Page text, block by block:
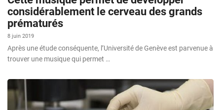
considérablement le cerveau des grands
prématurés
8 juin 2019
Après une étude conséquente, l’Université de Genève est parvenue à
trouver une musique qui permet …